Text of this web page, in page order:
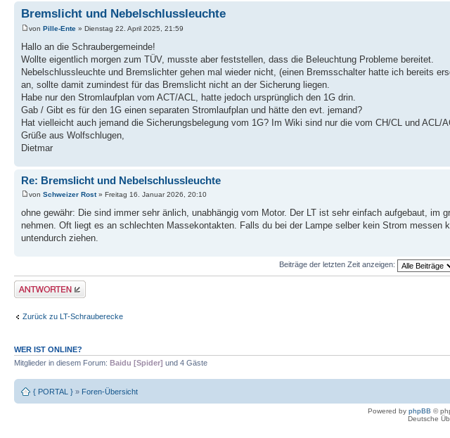
Bremslicht und Nebelschlussleuchte
von Pille-Ente » Dienstag 22. April 2025, 21:59
Hallo an die Schraubergemeinde!
Wollte eigentlich morgen zum TÜV, musste aber feststellen, dass die Beleuchtung Probleme bereitet.
Nebelschlussleuchte und Bremslichter gehen mal wieder nicht, (einen Bremsschalter hatte ich bereits
an, sollte damit zumindest für das Bremslicht nicht an der Sicherung liegen.
Habe nur den Stromlaufplan vom ACT/ACL, hatte jedoch ursprünglich den 1G drin.
Gab / Gibt es für den 1G einen separaten Stromlaufplan und hätte den evt. jemand?
Hat vielleicht auch jemand die Sicherungsbelegung vom 1G? Im Wiki sind nur die vom CH/CL und ACL/
Grüße aus Wolfschlugen,
Dietmar
Re: Bremslicht und Nebelschlussleuchte
von Schweizer Rost» Freitag 16. Januar 2026, 20:10
ohne gewähr: Die sind immer sehr änlich, unabhängig vom Motor. Der LT ist sehr einfach aufgebaut, im
nehmen. Oft liegt es an schlechten Massekontakten. Falls du bei der Lampe selber kein Strom
untendurch ziehen.
Beiträge der letzten Zeit anzeigen:
Antwort erstellen
Zurück zu LT-Schrauberecke
WER IST ONLINE?
Mitglieder in diesem Forum: Baidu [Spider] und 4 Gäste
{ PORTAL } » Foren-Übersicht
Powered by phpBB ©
Deutsche